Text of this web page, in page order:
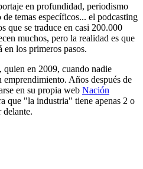
en profundidad, periodismo
temas específicos... el podcasting
que se traduce en casi 200.000
muchos, pero la realidad es que
los primeros pasos.
quien en 2009, cuando nadie
Años después de
en su propia web Nación
que "la industria" tiene apenas 2 o
delante.